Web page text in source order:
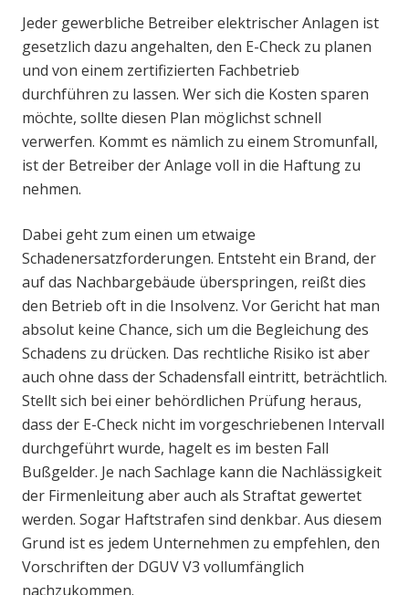
Jeder gewerbliche Betreiber elektrischer Anlagen ist
gesetzlich dazu angehalten, den E-Check zu planen
und von einem zertifizierten Fachbetrieb
durchführen zu lassen. Wer sich die Kosten sparen
möchte, sollte diesen Plan möglichst schnell
verwerfen. Kommt es nämlich zu einem Stromunfall,
ist der Betreiber der Anlage voll in die Haftung zu
nehmen.
Dabei geht zum einen um etwaige
Schadenersatzforderungen. Entsteht ein Brand, der
auf das Nachbargebäude überspringen, reißt dies
den Betrieb oft in die Insolvenz. Vor Gericht hat man
absolut keine Chance, sich um die Begleichung des
Schadens zu drücken. Das rechtliche Risiko ist aber
auch ohne dass der Schadensfall eintritt, beträchtlich.
Stellt sich bei einer behördlichen Prüfung heraus,
dass der E-Check nicht im vorgeschriebenen Intervall
durchgeführt wurde, hagelt es im besten Fall
Bußgelder. Je nach Sachlage kann die Nachlässigkeit
der Firmenleitung aber auch als Straftat gewertet
werden. Sogar Haftstrafen sind denkbar. Aus diesem
Grund ist es jedem Unternehmen zu empfehlen, den
Vorschriften der DGUV V3 vollumfänglich
nachzukommen.